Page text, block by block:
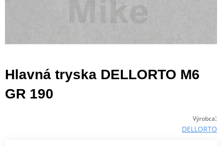
Hlavná tryska DELLORTO M6
GR 190
Výrobca:
DELLORTO